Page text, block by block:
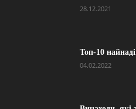
28.12.2021
Топ-10
04.02.2022